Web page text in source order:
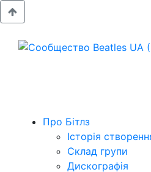
Про Бітлз
Історія
Склад групи
Дискографія